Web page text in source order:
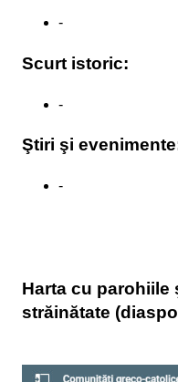
-
Scurt istoric:
-
Ştiri şi
-
Harta cu parohiile
străinătate